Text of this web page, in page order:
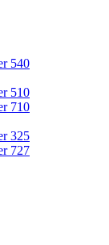
540
510
710
325
727